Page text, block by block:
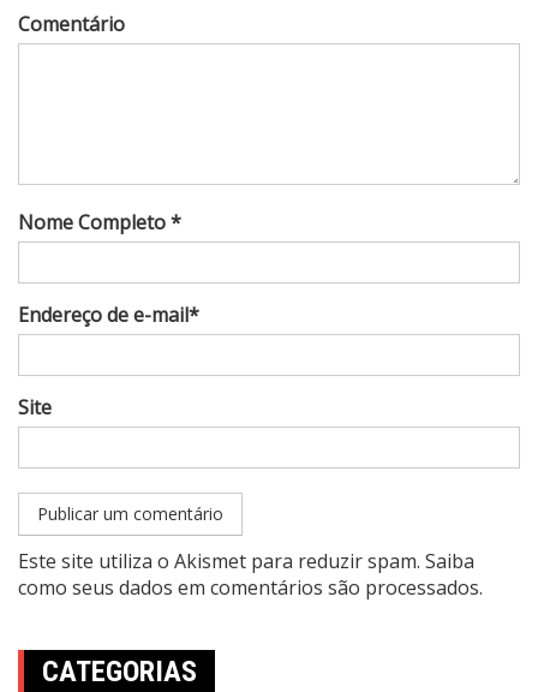
Comentário
Nome Completo *
Endereço de e-mail*
Site
Este site utiliza o Akismet para reduzir spam. Saiba
como seus dados em comentários são processados.
CATEGORIAS